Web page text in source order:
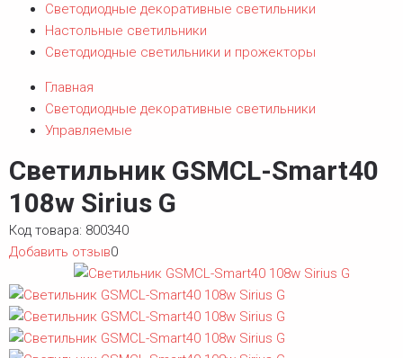
Светодиодные декоративные светильники
Настольные светильники
Светодиодные светильники и прожекторы
Главная
Светодиодные декоративные светильники
Управляемые
Светильник GSMCL-Smart40
108w Sirius G
Код товара: 800340
Добавить отзыв0